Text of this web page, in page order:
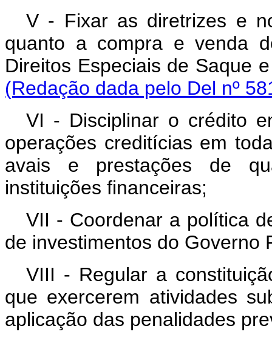
V - Fixar as diretrizes e
quanto a compra e venda
Direitos Especiais de
(Redação dada pelo Del nº
VI - Disciplinar o crédito
operações creditícias em
avais e prestações de
instituições financeiras;
VII - Coordenar a política
de investimentos do Governo
VIII - Regular a
que exercerem atividades
aplicação das penalidades